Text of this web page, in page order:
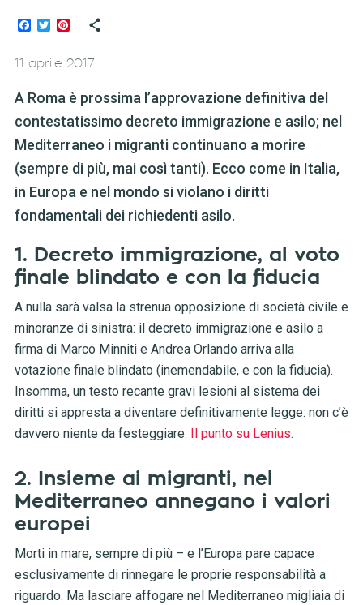
Facebook
TwitterPinterest
11 aprile 2017
A Roma è prossima l’approvazione definitiva del
contestatissimo decreto immigrazione e asilo; nel
Mediterraneo i migranti continuano a morire
(sempre di più, mai così tanti). Ecco come in Italia,
in Europa e nel mondo si violano i diritti
fondamentali dei richiedenti asilo.
1. Decreto immigrazione, al voto
finale blindato e con la fiducia
A nulla sarà valsa la strenua opposizione di società civile e
minoranze di sinistra: il decreto immigrazione e asilo a
firma di Marco Minniti e Andrea Orlando arriva alla
votazione finale blindato (inemendabile, e con la fiducia).
Insomma, un testo recante gravi lesioni al sistema dei
diritti si appresta a diventare definitivamente legge: non c’è
davvero niente da festeggiare. Il punto su Lenius.
2. Insieme ai migranti, nel
Mediterraneo annegano i valori
europei
Morti in mare, sempre di più – e l’Europa pare capace
esclusivamente di rinnegare le proprie responsabilità a
riguardo. Ma lasciare affogare nel Mediterraneo migliaia di